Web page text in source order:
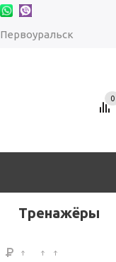
Первоуральск
0
Тренажёры